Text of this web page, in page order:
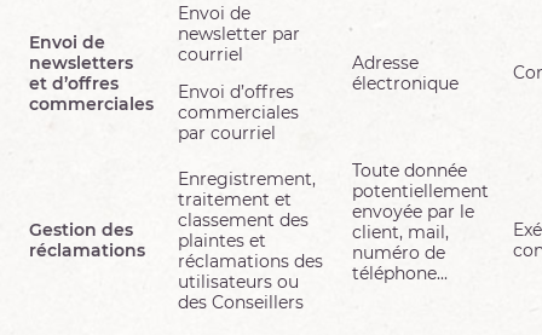
Envoi de
newsletters
et d’offres
commerciales
Envoi de
newsletter par
courriel
Envoi d’offres
commerciales
par courriel
Adresse
électronique
Gestion des
réclamations
Enregistrement,
traitement et
classement des
plaintes et
réclamations des
utilisateurs ou
des Conseillers
Toute donnée
potentiellement
envoyée par le
client, mail,
numéro de
téléphone...